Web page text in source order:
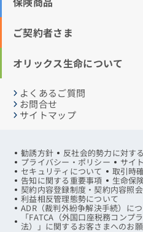
ご契約者さま
オリックス生命について
よくあるご質問
お問合せ
サイトマップ
勧誘方針 反社会的勢力に対す
プライバシー・ポリシー サイ
セキュリティについて 取引時
告知に関する重要事項 生命保
契約内容登録制度・契約内容照
利益相反管理態勢について
ADR（裁判外紛争解決手続）に
「FATCA（外国口座税務コンプ
法）」に関するお客さまへのお